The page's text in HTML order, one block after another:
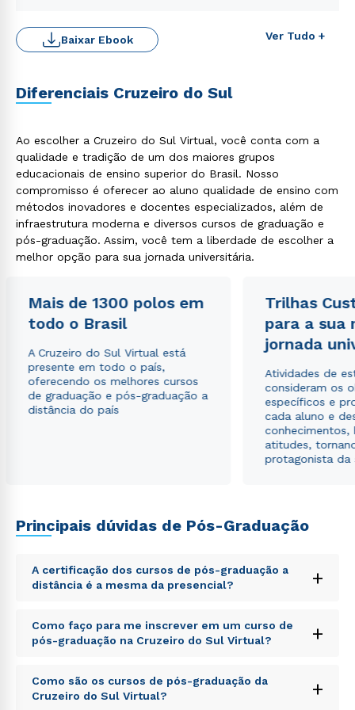
Ver Tudo +
Baixar Ebook
Diferenciais Cruzeiro do Sul
Ao escolher a Cruzeiro do Sul Virtual, você conta com a
qualidade e tradição de um dos maiores grupos
educacionais de ensino superior do Brasil. Nosso
compromisso é oferecer ao aluno qualidade de ensino com
métodos inovadores e docentes especializados, além de
infraestrutura moderna e diversos cursos de graduação e
pós-graduação. Assim, você tem a liberdade de escolher a
melhor opção para sua jornada universitária.
Mais de 1300 polos em
todo o Brasil
A Cruzeiro do Sul Virtual está
presente em todo o país,
oferecendo os melhores cursos
de graduação e pós-graduação a
distância do país
Trilhas
para a sua
jornada
Atividades de
consideram os
específicos e
cada aluno e
conhecimentos,
atitudes,
protagonista da
Principais dúvidas de Pós-Graduação
A certificação dos cursos de pós-graduação a
distância é a mesma da presencial?
+
Sed ut perspiciatis unde omnis iste natus error sit
voluptatem accusantium doloremque laudantium,
totam rem aperiam, eaque ipsa quae ab illo inventore
explicabo. Nemo enim ipsam voluptatem quia
voluptas sit aspernatur aut odit aut fugit, sed quia
Como faço para me inscrever em um curso de
pós-graduação na Cruzeiro do Sul Virtual?
+
Sed ut perspiciatis unde omnis iste natus error sit
voluptatem accusantium doloremque laudantium,
Como são os cursos de pós-graduação da
Cruzeiro do Sul Virtual?
+
WhatsApp
ou
autorizo que meus dados sejam utilizados para o
envio de conteúdos da Cruzeiro do Sul.